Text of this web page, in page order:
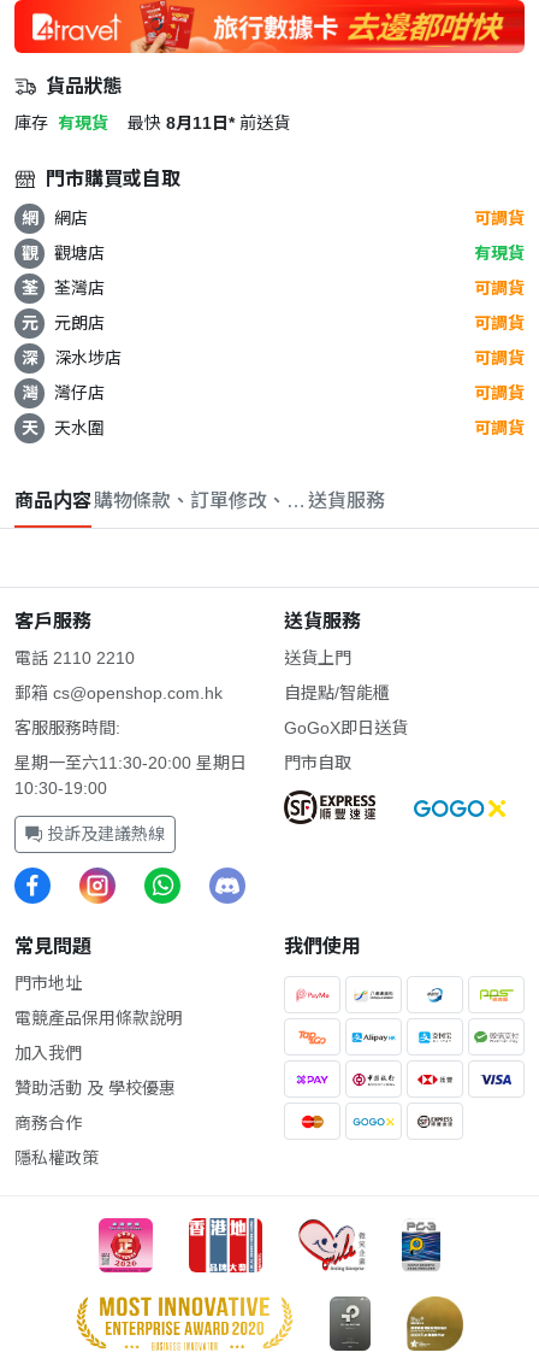
貨品狀態
庫存 有現貨 最快 8月11日* 前送貨
門市購買或自取
網 網店
可調貨
觀
觀塘店
有現貨
荃
荃灣店
可調貨
元
元朗店
可調貨
深
深水埗店
可調貨
灣
灣仔店
可調貨
天
天水圍 可調貨
商品内容購物條款、訂單修改、取消與退款政策
送貨服務
客戶服務
電話 2110 2210
郵箱 cs@openshop.com.hk
客服服務時間:
星期一至六11:30-20:00 星期日
10:30-19:00
投訴及建議熱線
送貨服務
送貨上門
自提點/智能櫃
GoGoX即日送貨
門市自取
常見問題
門市地址
電競產品保用條款說明
加入我們
贊助活動 及 學校優惠
商務合作
隱私權政策
我們使用